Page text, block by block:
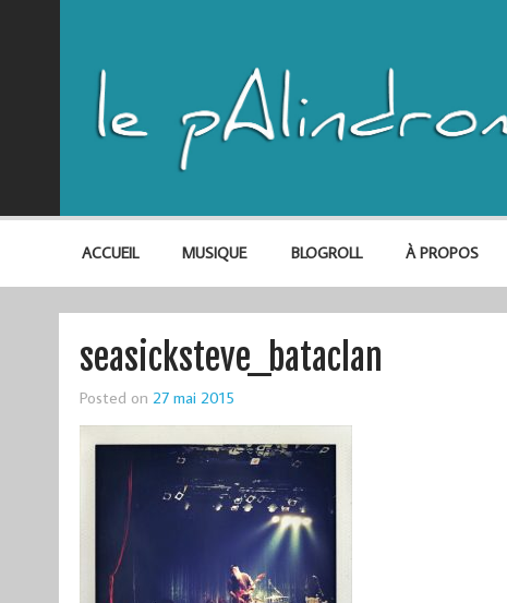
ACCUEIL MUSIQUE BLOGROLL À PROPOS
seasicksteve_bataclan
Posted on 27 mai 2015